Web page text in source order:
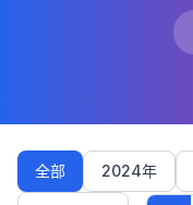
全部 2024年